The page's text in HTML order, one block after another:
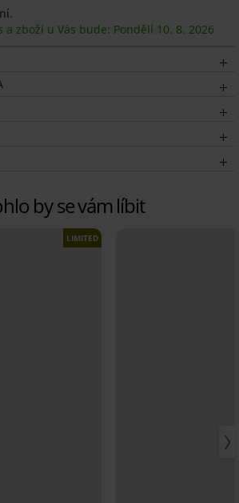
zboží u Vás bude: Pondělí 10. 8. 2026
by se vám líbit
LIMITED